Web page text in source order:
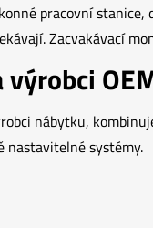
pracovní
Zacvakávací
nábytku,
nastavitelné systémy.